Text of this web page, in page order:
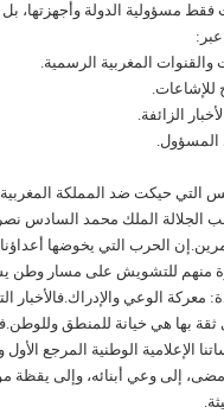
فقط مسؤولية الدولة وأجهزتها،
التي حيكت ضد المملكة
الجلالة الملك محمد السادس
الحرب التي يخوضها
منهم للتشويش على مسار وطن
معركة الوعي والإدراك.فالأخبار
بها هي خيانة للمنطق
الوطنية المرجع الأول
إلى وعي أبنائه، وإلى يقظة